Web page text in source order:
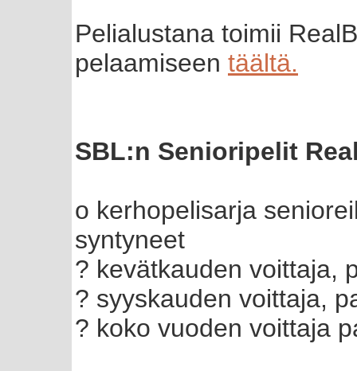
Pelialustana toimii
pelaamiseen täältä.
SBL:n Senioripelit
o kerhopelisarja
syntyneet
? kevätkauden voittaja,
? syyskauden voittaja,
? koko vuoden voittaja